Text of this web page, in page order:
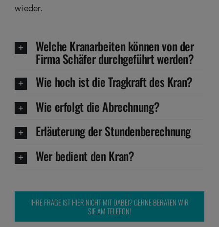
wieder.
Welche Kranarbeiten können von der
Firma Schäfer durchgeführt werden?
Wie hoch ist die Tragkraft des Kran?
Wie erfolgt die Abrechnung?
Erläuterung der Stundenberechnung
Wer bedient den Kran?
IHRE FRAGE IST HIER NICHT MIT DABEI? GERNE BERATEN WIR
SIE AM TELEFON!